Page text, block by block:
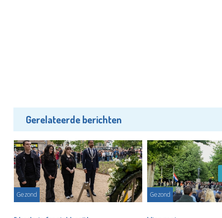
Gerelateerde berichten
Gezond Gezond